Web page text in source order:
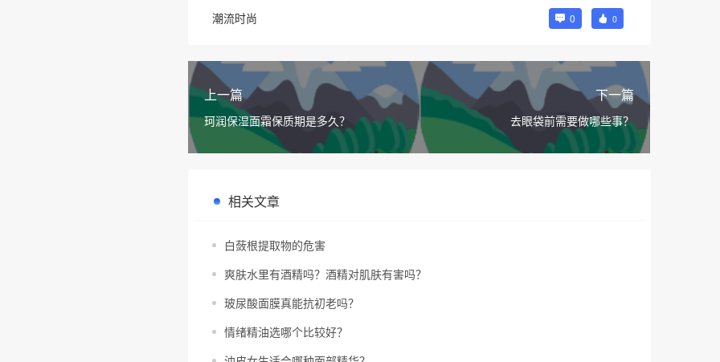
潮流时尚 0 0
上一篇
珂润保湿面霜保质期是多久？
下一篇
去眼袋前需要做哪些事？
相关文章
白蔹根提取物的危害
爽肤水里有酒精吗？酒精对肌肤有害吗？
玻尿酸面膜真能抗初老吗？
情绪精油选哪个比较好？